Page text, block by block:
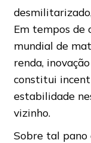
Em tempos de
mundial de
renda,
constitui
estabilidade
vizinho.
Sobre tal pano